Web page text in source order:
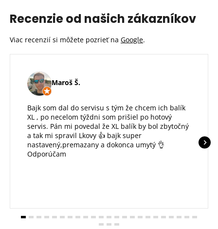
Recenzie od našich zákazníkov
Viac recenzií si môžete pozrieť na Google.
Maroš Š.
Bajk som dal do servisu s tým že chcem ich balík
XL , po necelom týždni som prišiel po hotový
servis. Pán mi povedal že XL balík by bol zbytočný
a tak mi spravil Lkovy 👍 bajk super
nastavený,premazany a dokonca umytý 👌
Odporúčam